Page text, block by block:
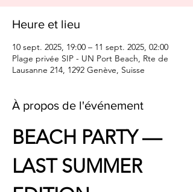
Heure et lieu
10 sept. 2025, 19:00 – 11 sept. 2025, 02:00
Plage privée SIP - UN Port Beach, Rte de
Lausanne 214, 1292 Genève, Suisse
À propos de l'événement
BEACH PARTY —
LAST SUMMER